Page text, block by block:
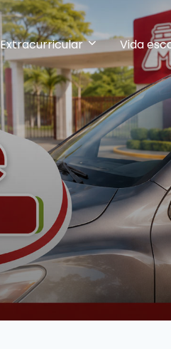
Extracurricular Vida